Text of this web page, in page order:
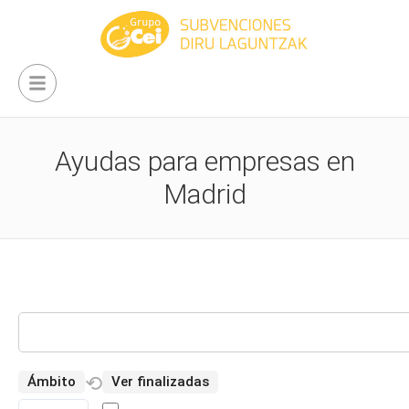
Ayudas para empresas en
Madrid
Ámbito ⟲ Ver finalizadas